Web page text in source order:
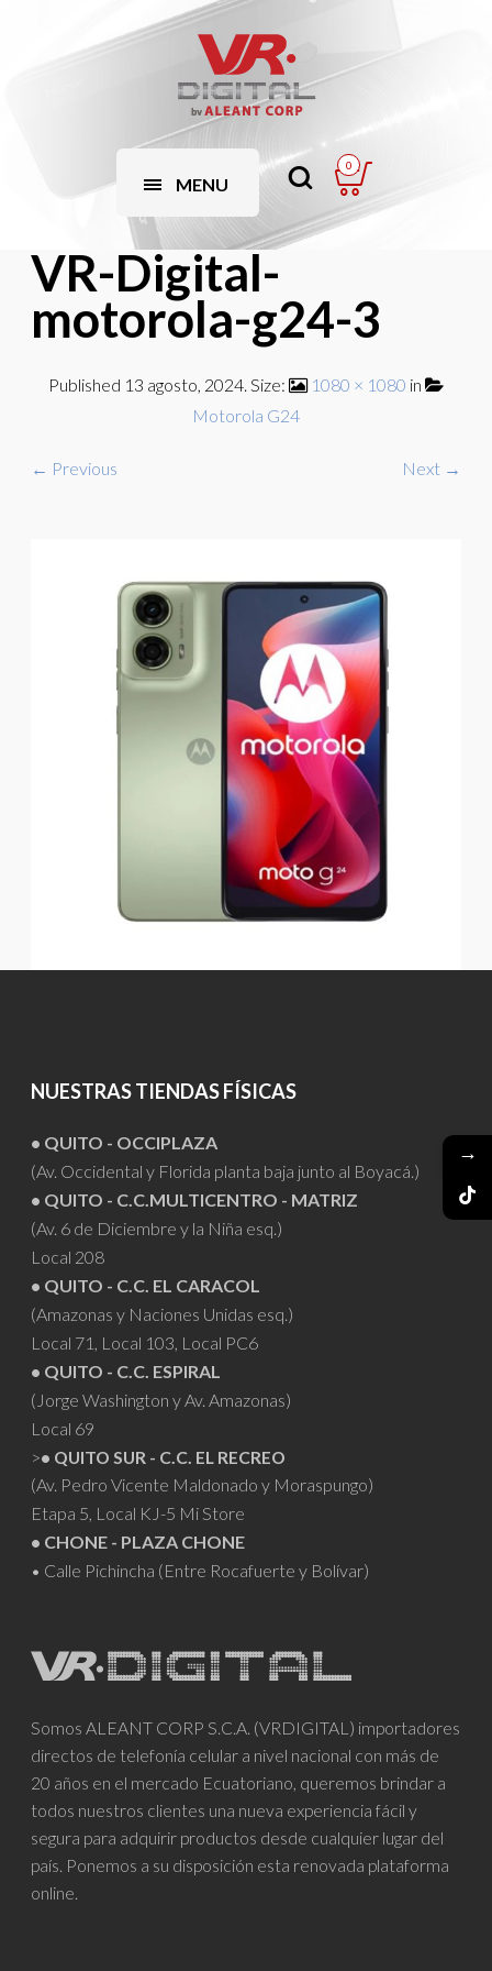
MENU
0
VR-Digital-
motorola-g24-3
Published 13 agosto, 2024. Size: 1080 × 1080 in
Motorola G24
← Previous Next →
NUESTRAS TIENDAS FÍSICAS
• QUITO - OCCIPLAZA
(Av. Occidental y Florida planta baja junto al Boyacá.)
• QUITO - C.C.MULTICENTRO - MATRIZ
(Av. 6 de Diciembre y la Niña esq.)
Local 208
• QUITO - C.C. EL CARACOL
(Amazonas y Naciones Unidas esq.)
Local 71, Local 103, Local PC6
• QUITO - C.C. ESPIRAL
(Jorge Washington y Av. Amazonas)
Local 69
>• QUITO SUR - C.C. EL RECREO
(Av. Pedro Vicente Maldonado y Moraspungo)
Etapa 5, Local KJ-5 Mi Store
• CHONE - PLAZA CHONE
• Calle Pichincha (Entre Rocafuerte y Bolívar)
Somos ALEANT CORP S.C.A. (VRDIGITAL) importadores
directos de telefonía celular a nivel nacional con más de
20 años en el mercado Ecuatoriano, queremos brindar a
todos nuestros clientes una nueva experiencia fácil y
segura para adquirir productos desde cualquier lugar del
país. Ponemos a su disposición esta renovada plataforma
online.
→